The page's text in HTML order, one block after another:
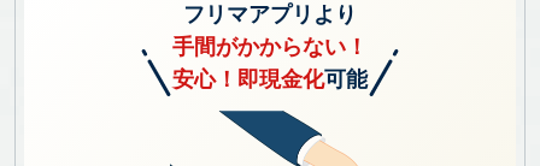
フリマアプリより
手間がかからない！
安心！即現金化可能